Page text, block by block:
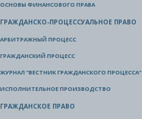
ОСНОВЫ ФИНАНСОВОГО ПРАВА
ГРАЖДАНСКО-ПРОЦЕССУАЛЬНОЕ ПРАВО
АРБИТРАЖНЫЙ ПРОЦЕСС
ГРАЖДАНСКИЙ ПРОЦЕСС
ЖУРНАЛ "ВЕСТНИК ГРАЖДАНСКОГО ПРОЦЕССА"
ИСПОЛНИТЕЛЬНОЕ ПРОИЗВОДСТВО
ГРАЖДАНСКОЕ ПРАВО